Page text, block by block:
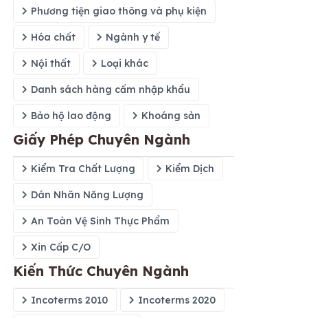
Phương tiện giao thông và phụ kiện
Hóa chất Ngành y tế
Nội thất Loại khác
Danh sách hàng cấm nhập khẩu
Bảo hộ lao động Khoáng sản
Giấy Phép Chuyên Ngành
Kiểm Tra Chất Lượng Kiểm Dịch
Dán Nhãn Năng Lượng
An Toàn Vệ Sinh Thực Phẩm
Xin Cấp C/O
Kiến Thức Chuyên Ngành
Incoterms 2010 Incoterms 2020